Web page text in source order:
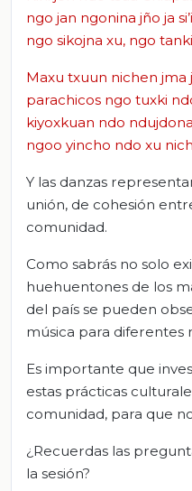
ngo jan ngonina jño ja
ngo sikojna xu, ngo
Maxu txuun nichen jma
parachicos ngo tuxki
kiyoxkuan ndo
ngoo yincho ndo xu
Y las danzas
unión, de cohesión
comunidad.
Como sabrás no solo
huehuentones de los
del país se pueden
música para diferentes
Es importante que
estas prácticas
comunidad, para que
¿Recuerdas las
la sesión?